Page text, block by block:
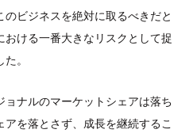
のビジネスを絶対に取るべきだと
ける一番大きなリスクとして捉
。
ナルのマーケットシェアは落ち
を落とさず、成長を継続するこ